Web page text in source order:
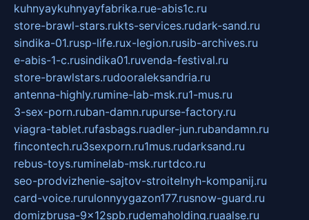
kuhnyaykuhnyayfabrika.rue-abis1c.ru
store-brawl-stars.rukts-services.rudark-sand.ru
sindika-01.rusp-life.rux-legion.rusib-archives.ru
e-abis-1-c.rusindika01.ruvenda-festival.ru
store-brawlstars.rudooraleksandria.ru
antenna-highly.rumine-lab-msk.ru1-mus.ru
3-sex-porn.ruban-damn.rupurse-factory.ru
viagra-tablet.rufasbags.ruadler-jun.rubandamn.ru
fincontech.ru3sexporn.ru1mus.rudarksand.ru
rebus-toys.ruminelab-msk.rurtdco.ru
seo-prodvizhenie-sajtov-stroitelnyh-kompanij.ru
card-voice.rurulonnyygazon177.rusnow-guard.ru
domizbrusa-9x12spb.rudemaholding.ruaalse.ru